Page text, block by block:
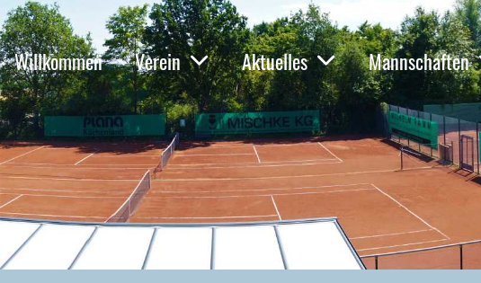
Willkommen Verein Aktuelles Mannschaften